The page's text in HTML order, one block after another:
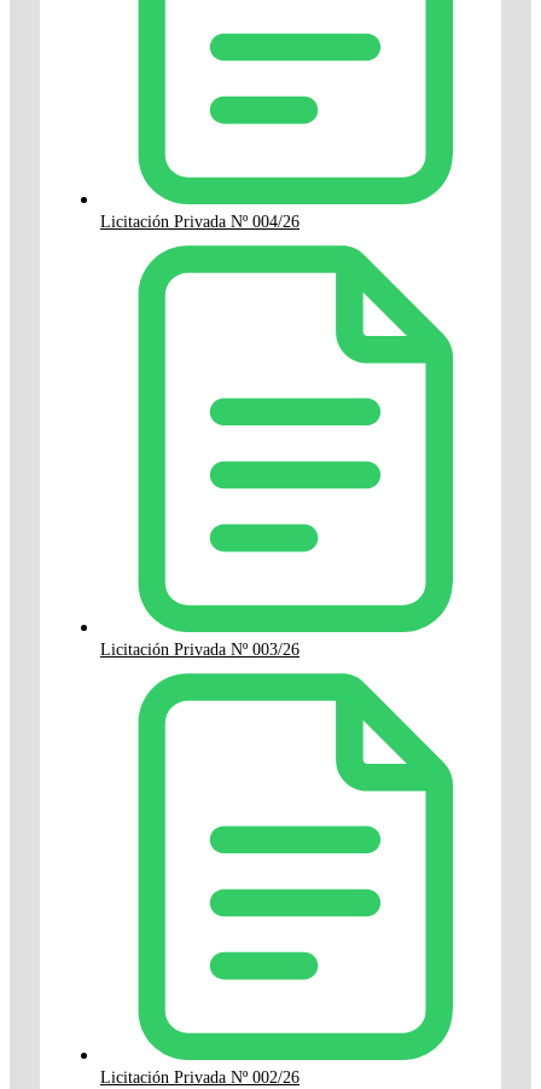
Licitación Privada Nº 004/26
Licitación Privada Nº 003/26
Licitación Privada Nº 002/26